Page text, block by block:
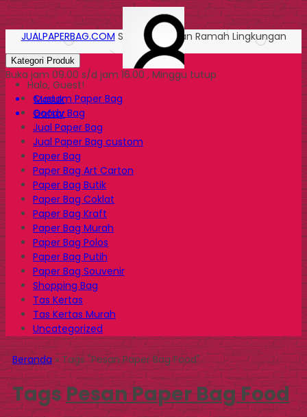
Halo, Guest!
Masuk
Daftar
JUALPAPERBAG.COM Solusi Kemasan Ramah Lingkungan
Kategori Produk
Buka jam 09.00 s/d jam 16.00 , Minggu tutup
Custom Paper Bag
Goody Bag
Jual Paper Bag
Jual Paper Bag custom
Paper Bag
Paper Bag Art Carton
Paper Bag Butik
Paper Bag Coklat
Paper Bag Kraft
Paper Bag Murah
Paper Bag Polos
Paper Bag Putih
Paper Bag Souvenir
Shopping Bag
Tas Kertas
Tas Kertas Murah
Uncategorized
Beranda»Tags "Pesan Paper Bag Food"
TagsPesan Paper Bag Food